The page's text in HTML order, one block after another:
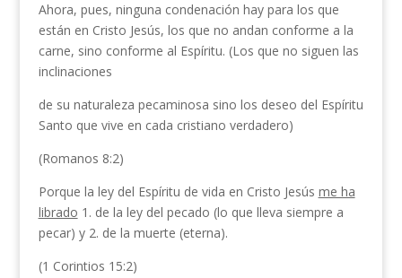
Ahora, pues, ninguna condenación hay para los que
están en Cristo Jesús, los que no andan conforme a la
carne, sino conforme al Espíritu. (Los que no siguen las
inclinaciones
de su naturaleza pecaminosa sino los deseo del Espíritu
Santo que vive en cada cristiano verdadero)
(Romanos 8:2)
Porque la ley del Espíritu de vida en Cristo Jesús me ha
librado 1. de la ley del pecado (lo que lleva siempre a
pecar) y 2. de la muerte (eterna).
(1 Corintios 15:2)